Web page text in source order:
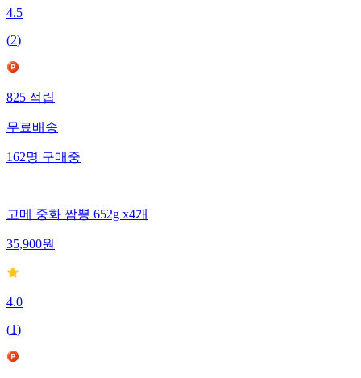
4.5
(2)
825적립
무료배송
162명구매중
고메 중화 짬뽕 652g x4개
35,900원
4.0
(1)